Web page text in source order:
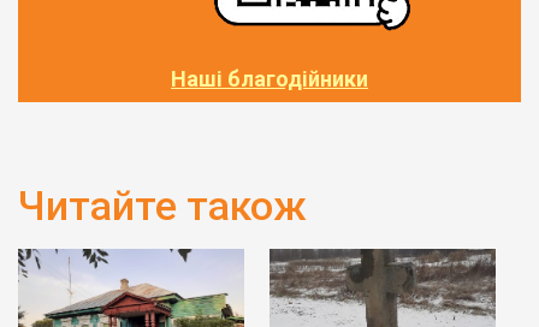
Наші благодійники
Читайте також